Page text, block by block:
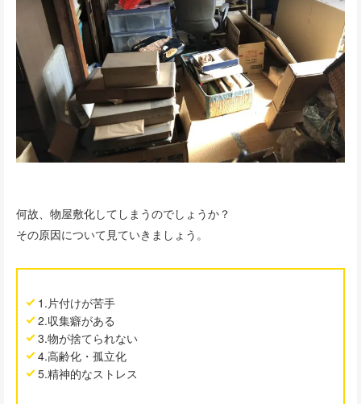
何故、物屋敷化してしまうのでしょうか？
その原因について見ていきましょう。
1.片付けが苦手
2.収集癖がある
3.物が捨てられない
4.高齢化・孤立化
5.精神的なストレス